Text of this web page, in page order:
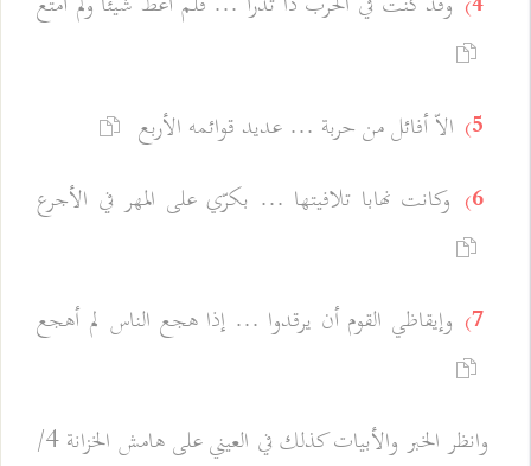
5) الاّ أفائل من حربة ... عديد قوائمه الأربع
6) وكانت نهابا تلافيتها ... بكرّي على المهر في الأجرع
7) وإيقاظي القوم أن يرقدوا ... إذا هجع الناس لم أهجع
وانظر الخبر والأبيات كذلك في العيني على هامش الخزانة 4/